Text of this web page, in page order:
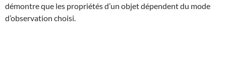
démontre que les propriétés d’un objet dépendent du mode
d’observation choisi.